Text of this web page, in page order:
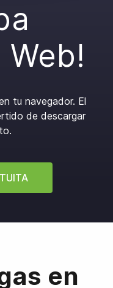
Web!
tu navegador. El
de descargar
en